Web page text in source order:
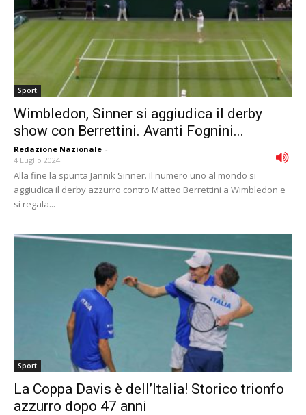
Sport
Wimbledon, Sinner si aggiudica il derby
show con Berrettini. Avanti Fognini...
Redazione Nazionale -
4 Luglio 2024
Alla fine la spunta Jannik Sinner. Il numero uno al mondo si
aggiudica il derby azzurro contro Matteo Berrettini a Wimbledon e
si regala...
Sport
La Coppa Davis è dell’Italia! Storico trionfo
azzurro dopo 47 anni